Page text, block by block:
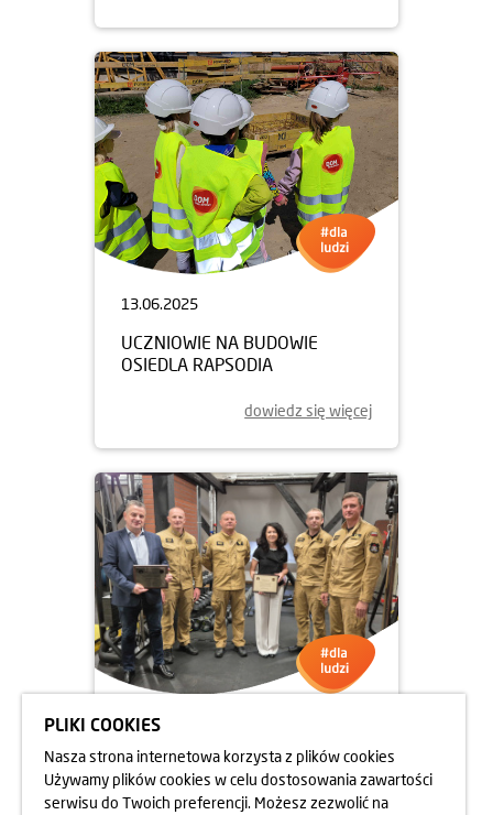
13.06.2025
UCZNIOWIE NA BUDOWIE
OSIEDLA RAPSODIA
dowiedz się więcej
05.06.2025
DBAMY O FORMĘ STRAŻAKÓW
PLIKI COOKIES
Nasza strona internetowa korzysta z plików cookies
Używamy plików cookies w celu dostosowania zawartości
serwisu do Twoich preferencji. Możesz zezwolić na